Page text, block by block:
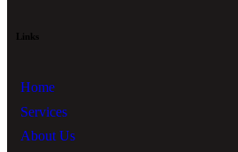
Links
Home
Services
About Us